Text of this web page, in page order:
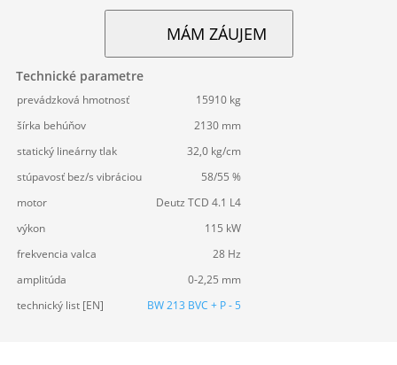
MÁM ZÁUJEM
Technické parametre
prevádzková hmotnosť
15910 kg
šírka behúňov
2130 mm
statický lineárny tlak
32,0 kg/cm
stúpavosť bez/s vibráciou
58/55 %
motor
Deutz TCD 4.1 L4
výkon
115 kW
frekvencia valca
28 Hz
amplitúda
0-2,25 mm
technický list [EN]
BW 213 BVC + P - 5